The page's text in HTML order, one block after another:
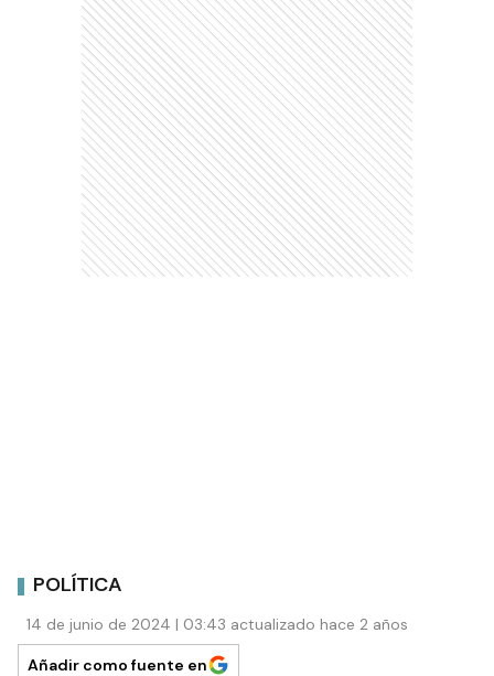
POLÍTICA
14 de junio de 2024 | 03:43 actualizado hace 2 años
Añadir como fuente en